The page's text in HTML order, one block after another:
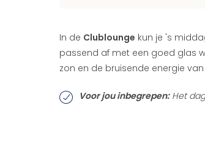
In de Clublounge kun je 's
passend af met een goed glas
zon en de bruisende energie
Voor jou inbegrepen:Het